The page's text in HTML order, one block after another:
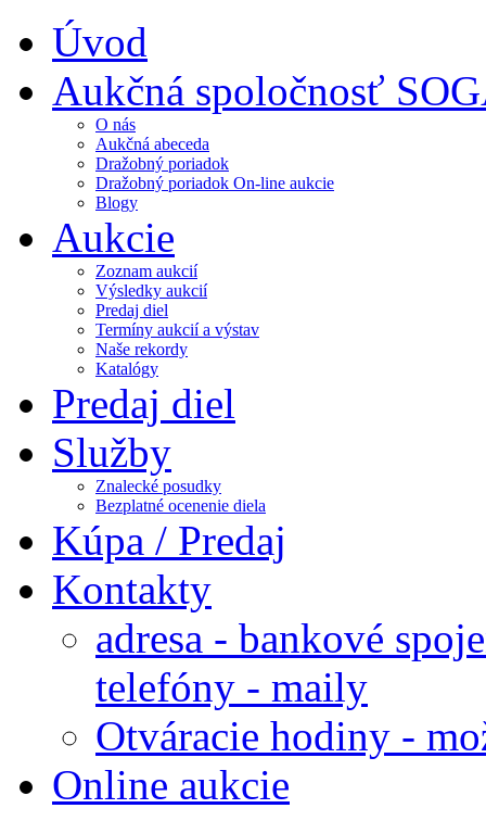
Úvod
Aukčná spoločnosť
O nás
Aukčná abeceda
Dražobný poriadok
Dražobný poriadok On-line aukcie
Blogy
Aukcie
Zoznam aukcií
Výsledky aukcií
Predaj diel
Termíny aukcií a výstav
Naše rekordy
Katalógy
Predaj diel
Služby
Znalecké posudky
Bezplatné ocenenie diela
Kúpa / Predaj
Kontakty
adresa - bankové
telefóny - maily
Otváracie hodiny -
Online aukcie